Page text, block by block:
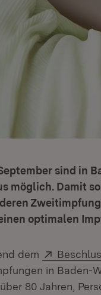
sind in
möglich. Damit
optimalen
dem Extern:
in Baden-
80 Jahren,